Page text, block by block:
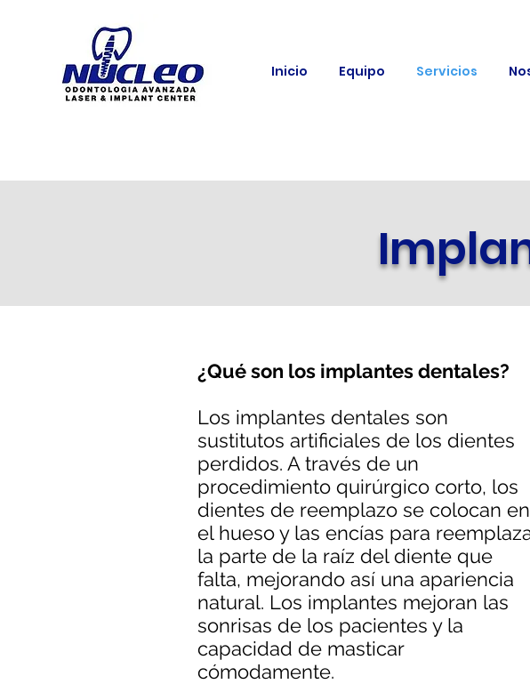
Inicio Equipo Servicios
¿Qué son los implantes dentales?
Los implantes dentales son
sustitutos artificiales de los dientes
perdidos. A través de un
procedimiento quirúrgico corto, los
dientes de reemplazo se colocan en
el hueso y las encías para
la parte de la raíz del diente que
falta, mejorando así una apariencia
natural. Los implantes mejoran las
sonrisas de los pacientes y la
capacidad de masticar
cómodamente.